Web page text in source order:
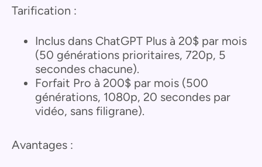
Tarification :
Inclus dans ChatGPT Plus à 20$ par mois
(50 générations prioritaires, 720p, 5
secondes chacune).
Forfait Pro à 200$ par mois (500
générations, 1080p, 20 secondes par
vidéo, sans filigrane).
Avantages :